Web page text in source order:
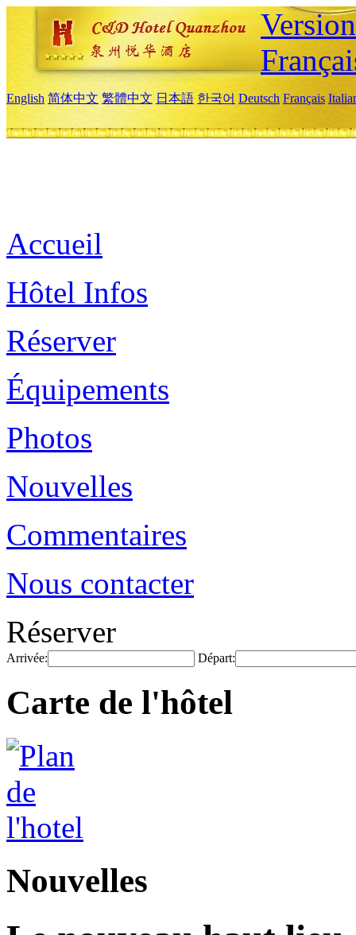
English 简体中文 繁體中文 日本語 한국어 Deutsch Français
Accueil
Hôtel Infos
Réserver
Équipements
Photos
Nouvelles
Commentaires
Nous contacter
Réserver
Arrivée: Départ:
Carte de l'hôtel
Nouvelles